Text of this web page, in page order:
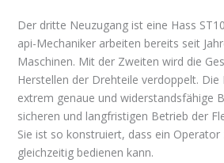
Der dritte Neuzugang ist eine Hass
api-Mechaniker arbeiten bereits seit
Maschinen. Mit der Zweiten wird die
Herstellen der Drehteile verdoppelt. Die
extrem genaue und widerstandsfähige
sicheren und langfristigen Betrieb der
Sie ist so konstruiert, dass ein Operator
gleichzeitig bedienen kann.